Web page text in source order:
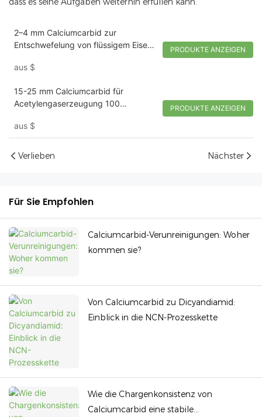
2–4 mm Calciumcarbid zur
Entschwefelung von flüssigem Eisen,
aus $
PRODUKTE ANZEIGEN
15-25 mm Calciumcarbid für
Acetylengaserzeugung 100
aus $
PRODUKTE ANZEIGEN
Verlieben Nächster
Für Sie Empfohlen
Calciumcarbid-Verunreinigungen: Woher
kommen sie?
Von Calciumcarbid zu Dicyandiamid:
Einblick in die NCN-Prozesskette
Wie die Chargenkonsistenz von
Calciumcarbid eine stabile